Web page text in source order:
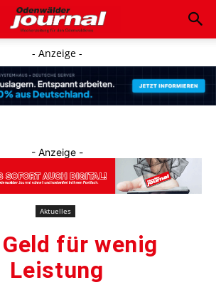
- Anzeige -
- Anzeige -
Aktuelles
für wenig
Leistung